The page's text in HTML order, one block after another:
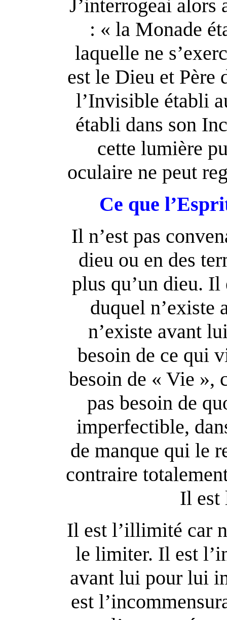
J’interrogeai alors
: « la Monade
laquelle ne
est le Dieu et Père
l’Invisible établi
établi dans son
cette lumière
oculaire ne peut
Ce que
Il n’est pas
dieu ou en des
plus qu’un dieu. Il
duquel n’existe
n’existe avant
besoin de ce qui
besoin de « Vie »,
pas besoin de
imperfectible,
de manque qui le
contraire
Il
Il est l’illimité car
le limiter. Il est
avant lui pour lui
est